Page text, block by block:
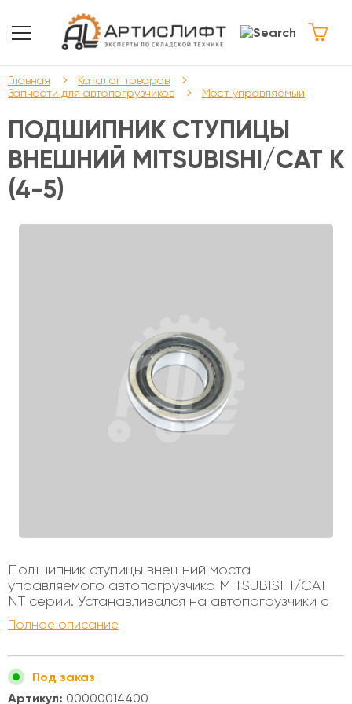
Главная
Каталог товаров
Запчасти для автопогрузчиков
Мост управляемый
ПОДШИПНИК СТУПИЦЫ
ВНЕШНИЙ MITSUBISHI/CAT K
(4-5)
Подшипник ступицы внешний моста
управляемого автопогрузчика MITSUBISHI/CAT
NT серии. Устанавливался на автопогрузчики с
бензиновыми и дизельными двигателями,
грузоподъемностью от 4х до 5 тонн. Внутренний
Полное описание
Под заказ
Артикул: 00000014400